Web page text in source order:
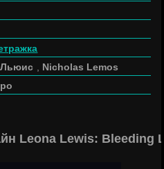
Nicholas Lemos
Leona Lewis: Bleeding